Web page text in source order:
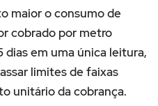
maior o consumo de
cobrado por metro
dias em uma única leitura,
limites de faixas
unitário da cobrança.